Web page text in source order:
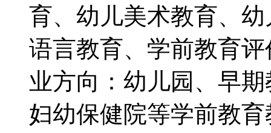
育、幼儿美术教育、
语言教育、学前教育
业方向：幼儿园、早
妇幼保健院等学前教